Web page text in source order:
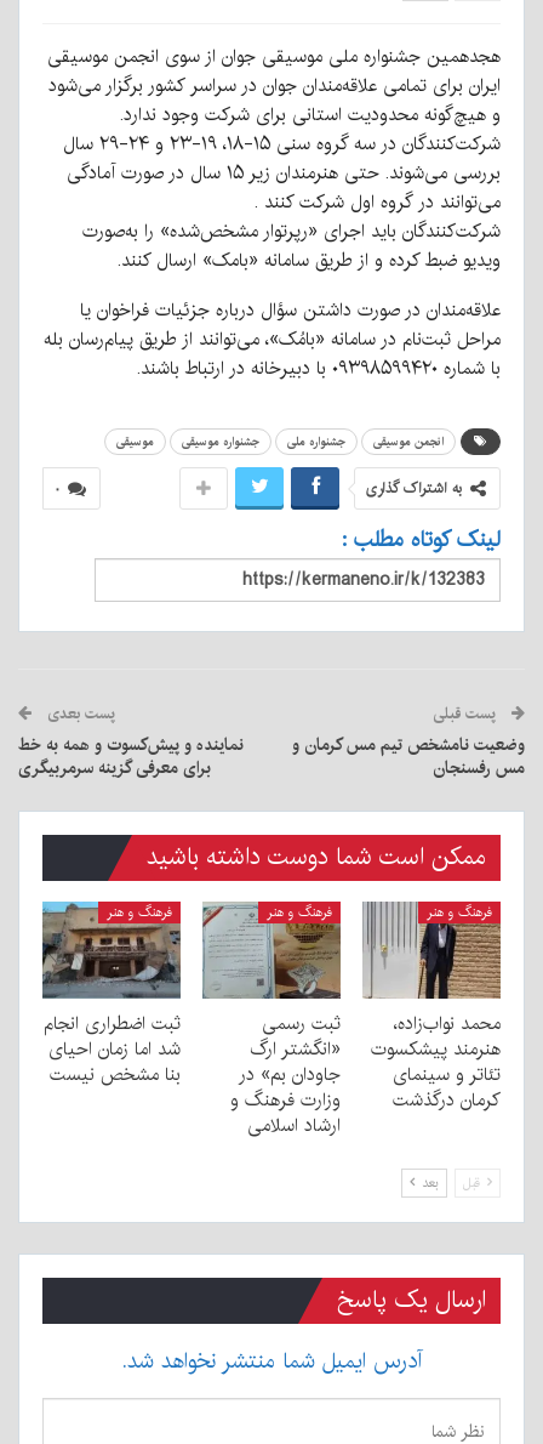
هجدهمین جشنواره ملی موسیقی جوان از سوی انجمن موسیقی
ایران برای تمامی علاقه‌مندان جوان در سراسر کشور برگزار می‌شود
و هیچ‌گونه محدودیت استانی برای شرکت وجود ندارد.
شرکت‌کنندگان در سه گروه سنی ۱۵-۱۸، ۱۹-۲۳ و ۲۴-۲۹ سال
بررسی می‌شوند. حتی هنرمندان زیر ۱۵ سال در صورت آمادگی
می‌توانند در گروه اول شرکت کنند .
شرکت‌کنندگان باید اجرای «رپرتوار مشخص‌شده» را به‌صورت
ویدیو ضبط کرده و از طریق سامانه «بامک» ارسال کنند.
علاقه‌مندان در صورت داشتن سؤال درباره جزئیات فراخوان یا
مراحل ثبت‌نام در سامانه «بامُک»، می‌توانند از طریق پیام‌رسان بله
با شماره ۰۹۳۹۸۵۹۹۴۲۰ با دبیرخانه در ارتباط باشند.
انجمن موسیقی جشنواره ملی جشنواره موسیقی موسیقی
۰ به اشتراک گذاری
لینک کوتاه مطلب :
پست قبلی
وضعیت نامشخص تیم مس کرمان و
مس رفسنجان
پست بعدی
نماینده و پیش‌کسوت و همه به خط
برای معرفی گزینه سرمربیگری
ممکن است شما دوست داشته باشید
فرهنگ و هنر
محمد نواب‌زاده،
هنرمند پیشکسوت
تئاتر و سینمای
کرمان درگذشت
فرهنگ و هنر
ثبت رسمی
«انگشتر ارگ
جاودان بم» در
وزارت فرهنگ و
ارشاد اسلامی
فرهنگ و هنر
ثبت اضطراری انجام
شد اما زمان احیای
بنا مشخص نیست
قبل بعد
ارسال یک پاسخ
آدرس ایمیل شما منتشر نخواهد شد.